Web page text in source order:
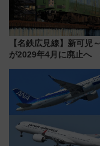
【名鉄広見線】新可児
が2029年4月に廃止へ